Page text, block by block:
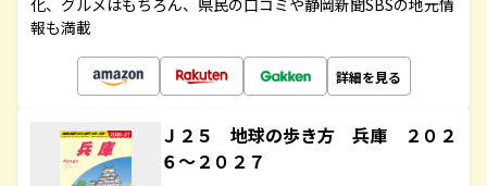
化、グルメはもちろん、県民の口コミや静岡新聞SBSの地元情
報も満載
詳細を見る
Ｊ２５ 地球の歩き方 兵庫 ２０２
６～２０２７